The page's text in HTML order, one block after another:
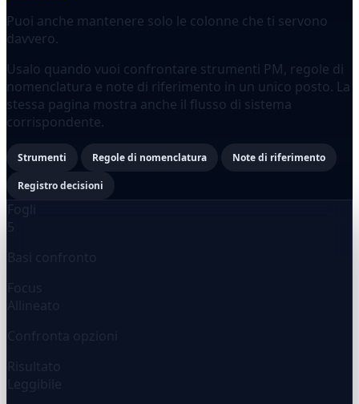
Puoi anche mantenere solo le colonne che ti servono
davvero.
Usalo quando vuoi confrontare strumenti PM, regole di
nomenclatura e note di riferimento in un unico posto. La
stessa pagina mostra anche il flusso di sistema
corrispondente.
Strumenti Regole di nomenclatura Note di riferimento
Registro decisioni
Fogli
5
Basi confronto
Focus
Allineato
Confronta opzioni
Risultato
Leggibile